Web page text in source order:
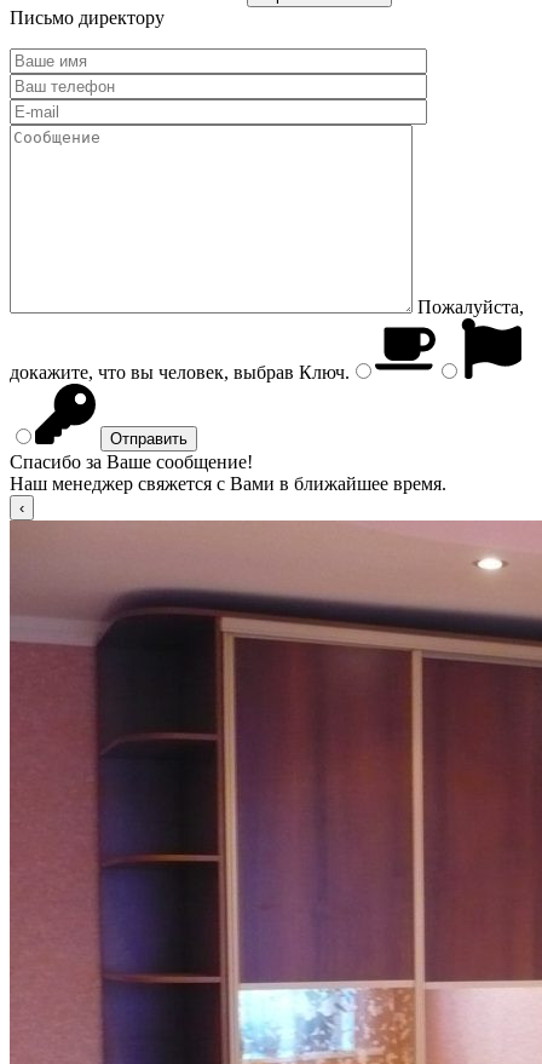
Письмо директору
Пожалуйста,
докажите, что вы человек, выбрав Ключ.
Спасибо за Ваше сообщение!
Наш менеджер свяжется с Вами в ближайшее время.